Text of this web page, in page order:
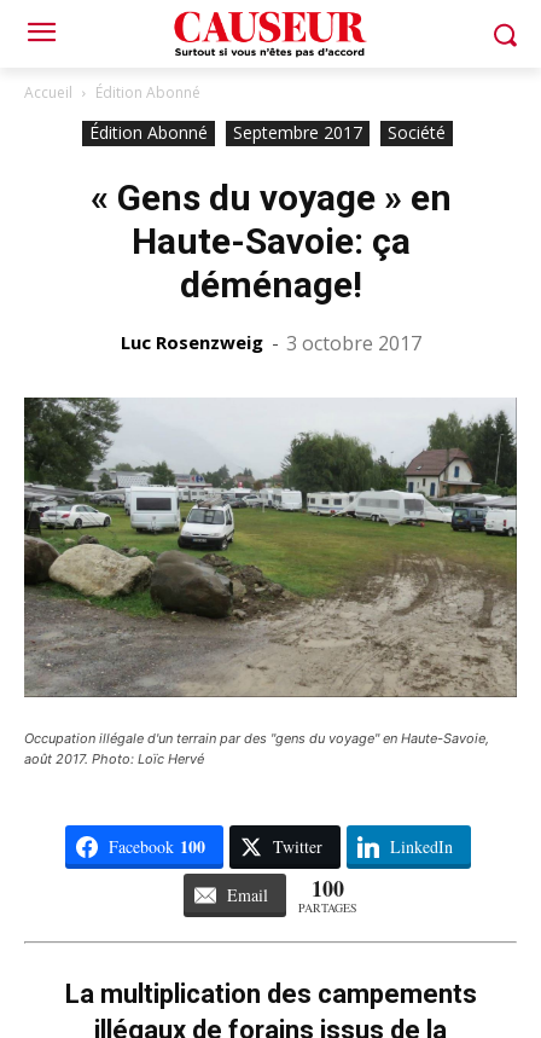
Accueil Édition Abonné
Édition Abonné Septembre 2017 Société
« Gens du voyage » en
Haute-Savoie: ça
déménage!
Luc Rosenzweig - 3 octobre 2017
Occupation illégale d'un terrain par des "gens du voyage" en Haute-Savoie,
août 2017. Photo: Loïc Hervé
Facebook 100 Twitter LinkedIn
Email 100
PARTAGES
La multiplication des campements
illégaux de forains issus de la